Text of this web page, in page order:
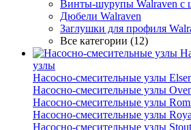
Винты-шурупы Walraven с
Дюбели Walraven
Заглушки для профиля
Все категории (12)
узлы
Насосно-смесительные узлы
Насосно-смесительные узлы
Насосно-смесительные узлы
Насосно-смесительные узлы
Насосно-смесительные узлы Stout